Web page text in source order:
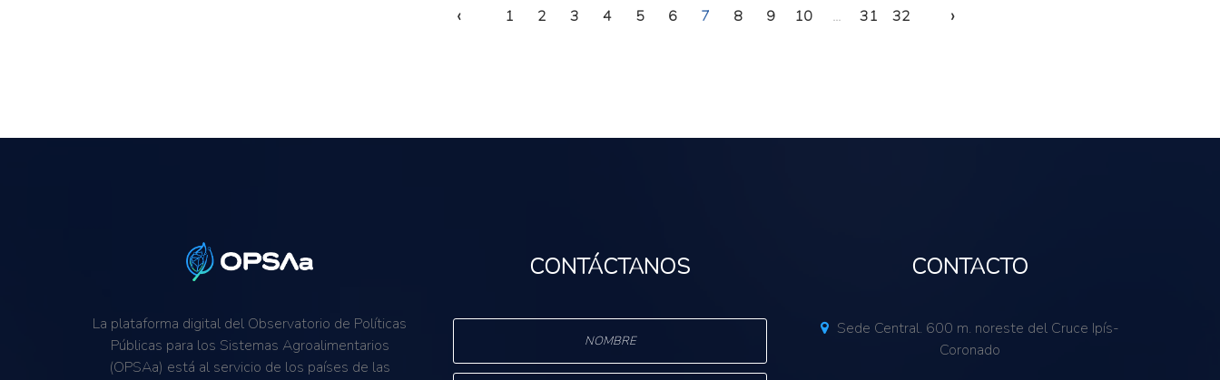
‹ 1 2 3 4 5 6 7 8 9 10 ... 31 32 ›
La plataforma digital del Observatorio de Políticas
Públicas para los Sistemas Agroalimentarios
(OPSAa) está al servicio de los países de las
CONTÁCTANOS CONTACTO
Sede Central. 600 m. noreste del Cruce Ipís-
Coronado